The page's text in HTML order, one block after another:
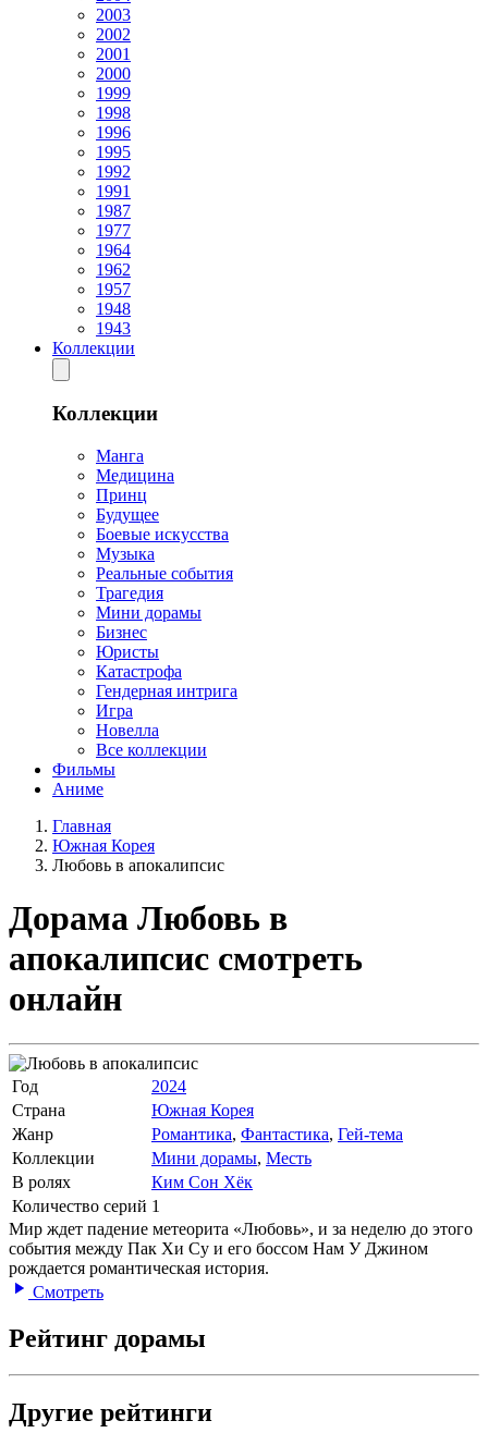
2003
2002
2001
2000
1999
1998
1996
1995
1992
1991
1987
1977
1964
1962
1957
1948
1943
Коллекции
Коллекции
Манга
Медицина
Принц
Будущее
Боевые искусства
Музыка
Реальные события
Трагедия
Мини дорамы
Бизнес
Юристы
Катастрофа
Гендерная интрига
Игра
Новелла
Все коллекции
Фильмы
Аниме
Главная
Южная Корея
Любовь в апокалипсис
Дорама Любовь в
апокалипсис смотреть
онлайн
Год
2024
Страна
Южная Корея
Жанр
Романтика, Фантастика, Гей-тема
Коллекции
Мини дорамы, Месть
В ролях
Ким Сон Хёк
Количество серий 1
Мир ждет падение метеорита «Любовь», и за неделю до этого
события между Пак Хи Су и его боссом Нам У Джином
рождается романтическая история.
Смотреть
Рейтинг дорамы
Другие рейтинги